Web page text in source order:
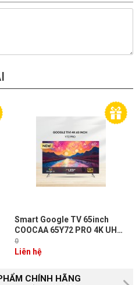
Smart Google TV 65inch
COOCAA 65Y72 PRO 4K UHD,
hệ điều hành Android 11,
màn hình QLED
0
Liên hệ
CHÍNH HÃNG